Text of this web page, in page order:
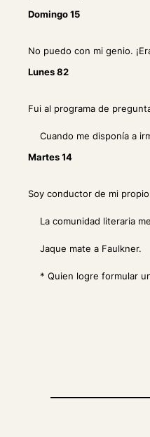
Domingo 15
No puedo con mi genio.
Lunes 82
Fui al programa de
Cuando me disponía a
Martes 14
Soy conductor de mi propio
La comunidad literaria
Jaque mate a Faulkner.
* Quien logre formular